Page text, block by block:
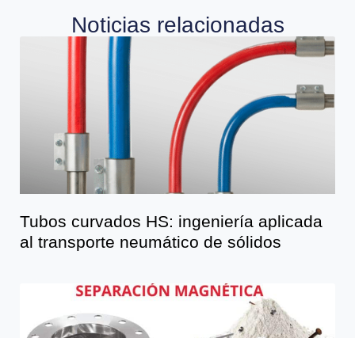
Noticias relacionadas
Tubos curvados HS: ingeniería aplicada
al transporte neumático de sólidos